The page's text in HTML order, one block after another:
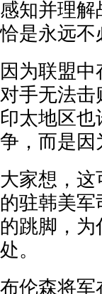
感知并理
恰是永远不
因为联盟
对手无法击
印太地区
争，而是因
大家想，
的驻韩美
的跳脚，
处。
布伦森将军